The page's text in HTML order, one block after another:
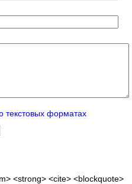
форматах
<strong> <cite> <blockquote>